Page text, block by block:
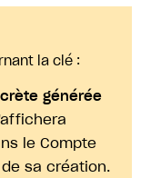
la clé :
générée
le Compte
sa création.